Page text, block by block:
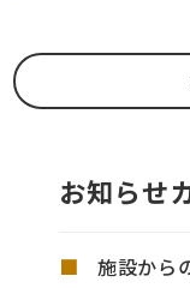
お知らせ
施設から